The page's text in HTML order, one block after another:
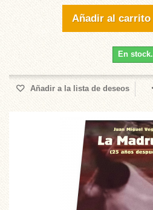
Añadir al carrito
En stock.
Añadir a la lista de deseos